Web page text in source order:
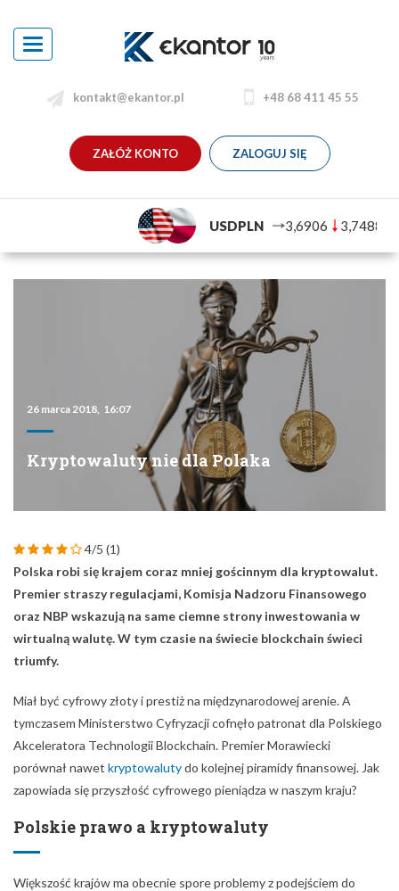
Toggle
navigation
kontakt@ekantor.pl +48 68 411 45 55
ZAŁÓŻ KONTO ZALOGUJ SIĘ
USDPLN 3,6906 3,7488
26 marca 2018, 16:07
Kryptowaluty nie dla Polaka
4/5 (1)
Polska robi się krajem coraz mniej gościnnym dla kryptowalut.
Premier straszy regulacjami, Komisja Nadzoru Finansowego
oraz NBP wskazują na same ciemne strony inwestowania w
wirtualną walutę. W tym czasie na świecie blockchain świeci
triumfy.
Miał być cyfrowy złoty i prestiż na międzynarodowej arenie. A
tymczasem Ministerstwo Cyfryzacji cofnęło patronat dla Polskiego
Akceleratora Technologii Blockchain. Premier Morawiecki
porównał nawet kryptowalutydo kolejnej piramidy finansowej. Jak
zapowiada się przyszłość cyfrowego pieniądza w naszym kraju?
Polskie prawo a kryptowaluty
Większość krajów ma obecnie spore problemy z podejściem do